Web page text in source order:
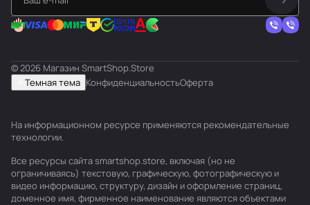
© 2026 Магазин SmartShop.Store
Темная тема КонфиденциальностьОферта
На информационном ресурсе применяются рекомендательные
технологии.
Все ресурсы сайта smartshop.store, включая (но не
ограничиваясь) текстовую, графическую, фотографическую и
видео информацию, структуру, дизайн и оформление страниц,
доменное имя, фирменное наименование являются объектами